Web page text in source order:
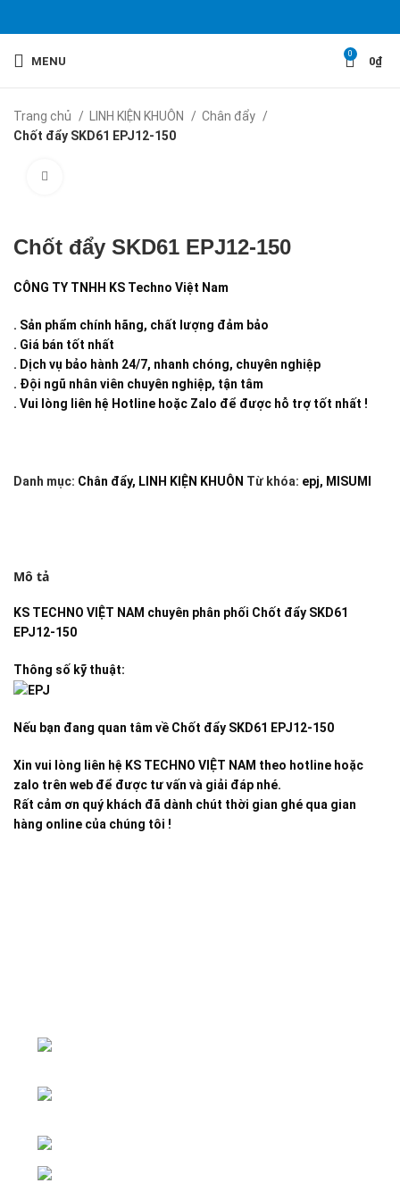
MENU
0
0₫
Trang chủ LINH KIỆN KHUÔN
Chân đẩy
Chốt đẩy SKD61 EPJ12-150
Chốt đẩy SKD61 EPJ12-150
CÔNG TY TNHH KS Techno Việt Nam
. Sản phẩm chính hãng, chất lượng đảm bảo
. Giá bán tốt nhất
. Dịch vụ bảo hành 24/7, nhanh chóng, chuyên nghiệp
. Đội ngũ nhân viên chuyên nghiệp, tận tâm
. Vui lòng liên hệ Hotline hoặc Zalo để được hỗ trợ tốt nhất !
Danh mục: Chân đẩy, LINH KIỆN KHUÔN Từ khóa: epj, MISUMI
Mô tả
KS TECHNO VIỆT NAM chuyên phân phối Chốt đẩy SKD61
EPJ12-150
Thông số kỹ thuật:
Nếu bạn đang quan tâm về Chốt đẩy SKD61 EPJ12-150
Xin vui lòng liên hệ KS TECHNO VIỆT NAM theo hotline hoặc
zalo trên web để được tư vấn và giải đáp nhé.
Rất cảm ơn quý khách đã dành chút thời gian ghé qua gian
hàng online của chúng tôi !